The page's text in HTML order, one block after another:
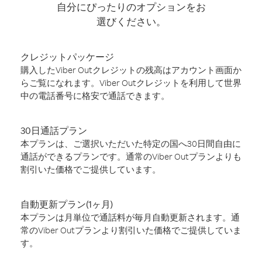
自分にぴったりのオプションをお
選びください。
クレジットパッケージ
購入したViber Outクレジットの残高はアカウント画面か
らご覧になれます。Viber Outクレジットを利用して世界
中の電話番号に格安で通話できます。
30日通話プラン
本プランは、ご選択いただいた特定の国へ30日間自由に
通話ができるプランです。通常のViber Outプランよりも
割引いた価格でご提供しています。
自動更新プラン(1ヶ月)
本プランは月単位で通話料が毎月自動更新されます。通
常のViber Outプランより割引いた価格でご提供していま
す。